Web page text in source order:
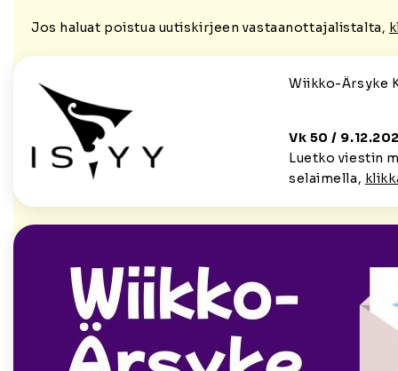
Jos haluat poistua uutiskirjeen vastaanottajalistalta,
Wiikko-Ärsyke
Vk 50 / 9.12.
Luetko viestin
selaimella,